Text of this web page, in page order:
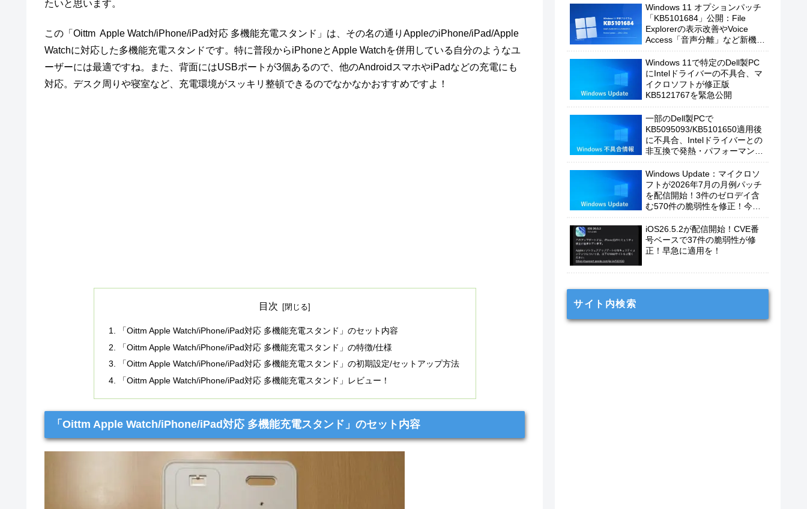
たいと思います。
この「Oittm Apple Watch/iPhone/iPad対応 多機能充電スタンド」は、その名の通りAppleのiPhone/iPad/Apple
Watchに対応した多機能充電スタンドです。特に普段からiPhoneとApple Watchを併用している自分のようなユ
ーザーには最適ですね。また、背面にはUSBポートが3個あるので、他のAndroidスマホやiPadなどの充電にも
対応。デスク周りや寝室など、充電環境がスッキリ整頓できるのでなかなかおすすめですよ！
目次
「Oittm Apple Watch/iPhone/iPad対応 多機能充電スタンド」のセット内容
「Oittm Apple Watch/iPhone/iPad対応 多機能充電スタンド」の特徴/仕様
「Oittm Apple Watch/iPhone/iPad対応 多機能充電スタンド」の初期設定/セットアップ方法
「Oittm Apple Watch/iPhone/iPad対応 多機能充電スタンド」レビュー！
「Oittm Apple Watch/iPhone/iPad対応 多機能充電スタンド」のセット内容
Windows 11 オプションパッチ
「KB5101684」公開：File
Explorerの表示改善やVoice
Access「音声分離」など新機能
Windows 11で特定のDell製PC
にIntelドライバーの不具合、マ
イクロソフトが修正版
KB5121767を緊急公開
一部のDell製PCで
KB5095093/KB5101650適用後
に不具合、Intelドライバーとの
非互換で発熱・パフォーマンス
Windows Update：マイクロソ
フトが2026年7月の月例パッチ
を配信開始！3件のゼロデイ含
む570件の脆弱性を修正！今す
iOS26.5.2が配信開始！CVE番
号ベースで37件の脆弱性が修
正！早急に適用を！
サイト内検索